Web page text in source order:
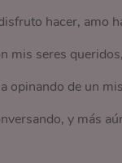
hacer, amo
mis seres
opinando de un
y más